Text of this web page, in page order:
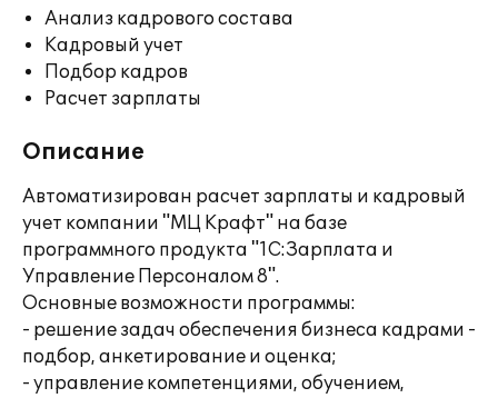
Анализ кадрового состава
Кадровый учет
Подбор кадров
Расчет зарплаты
Описание
Автоматизирован расчет зарплаты и кадровый
учет компании "МЦ Крафт" на базе
программного продукта "1С:Зарплата и
Управление Персоналом 8".
Основные возможности программы:
- решение задач обеспечения бизнеса кадрами -
подбор, анкетирование и оценка;
- управление компетенциями, обучением,